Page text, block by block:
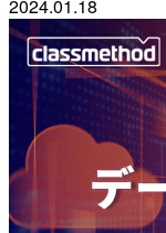
2024.01.18